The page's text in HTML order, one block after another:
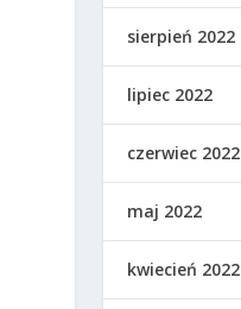
sierpień 2022
lipiec 2022
czerwiec 2022
maj 2022
kwiecień 2022